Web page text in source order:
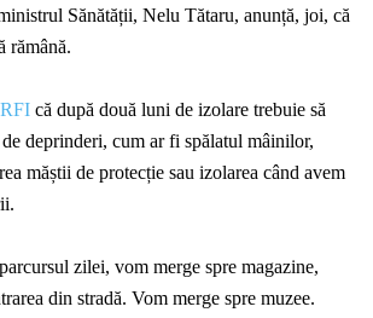
Sănătății, Nelu Tătaru, anunță, joi, că
rămână.
RFI că după două luni de izolare trebuie să
deprinderi, cum ar fi spălatul mâinilor,
măștii de protecție sau izolarea când avem
zilei, vom merge spre magazine,
din stradă. Vom merge spre muzee.